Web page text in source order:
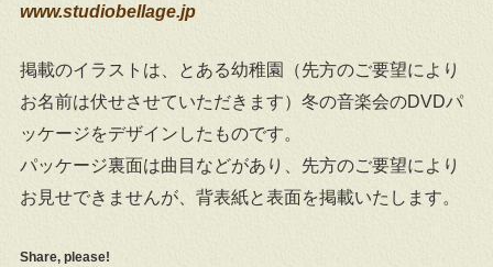
www.studiobellage.jp
掲載のイラストは、とある幼稚園（先方のご要望により
お名前は伏せさせていただきます）冬の音楽会のDVDパ
ッケージをデザインしたものです。
パッケージ裏面は曲目などがあり、先方のご要望により
お見せできませんが、背表紙と表面を掲載いたします。
Share, please!